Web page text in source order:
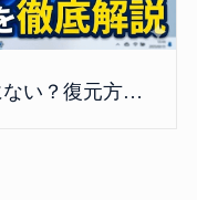
削除したファイルがゴミ箱にない？復元方法を徹底解説｜Windows対応